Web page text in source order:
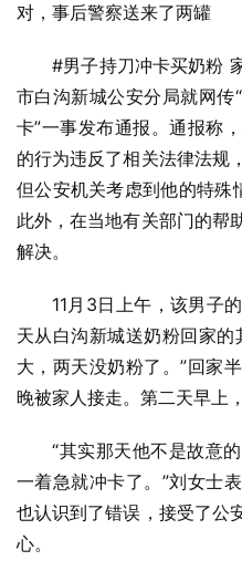
对，事后警察送来了两罐
#男子持刀冲卡买奶粉
市白沟新城公安分局就网传
卡”一事发布通报。通报称
的行为违反了相关法律法规
但公安机关考虑到他的特殊
此外，在当地有关部门的帮
解决。
11月3日上午，该男子
天从白沟新城送奶粉回家的
大，两天没奶粉了。”回家
晚被家人接走。第二天早上
“其实那天他不是故意
一着急就冲卡了。”刘女士
也认识到了错误，接受了公
心。